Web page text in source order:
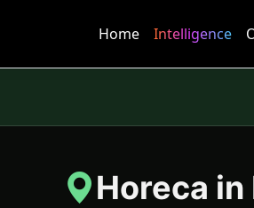
Home Intelligence
Horeca